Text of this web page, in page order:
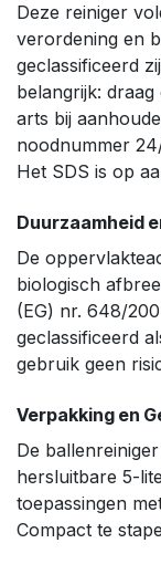
Deze reiniger
verordening en
geclassificeerd
belangrijk:
arts bij
noodnummer
Het SDS is op
Duurzaamheid
De
biologisch
(EG) nr. 648/
geclassificeerd
gebruik geen
Verpakking en
De
hersluitbare 5-
toepassingen
Compact te